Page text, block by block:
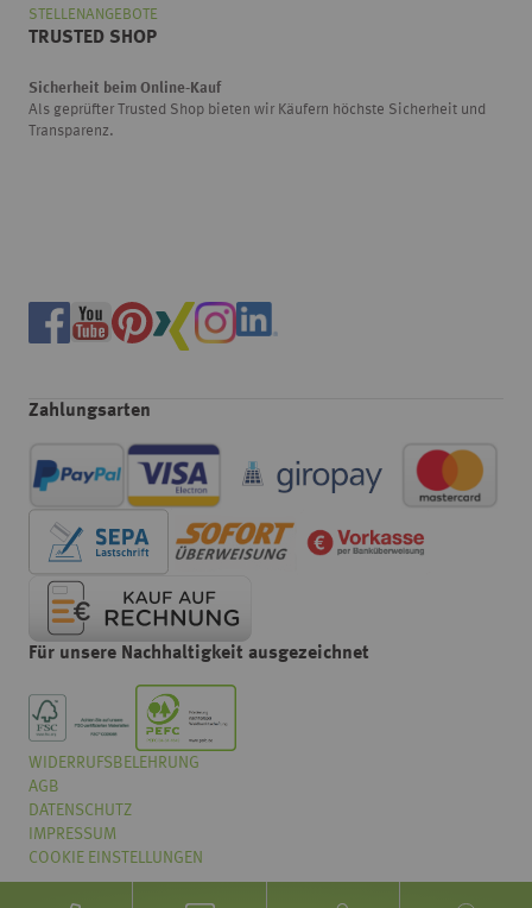
WIDERRUFSBELEHRUNG
AGB
DATENSCHUTZ
IMPRESSUM
COOKIE EINSTELLUNGEN
STELLENANGEBOTE
TRUSTED SHOP
Sicherheit beim Online-Kauf
Als geprüfter Trusted Shop bieten wir Käufern höchste Sicherheit und
Transparenz.
Zahlungsarten
Für unsere Nachhaltigkeit ausgezeichnet
Wie würden Sie unseren Onlineshop bewerten?
Wählen
Sie
eine
Option
von
1
Überhaupt nicht gut